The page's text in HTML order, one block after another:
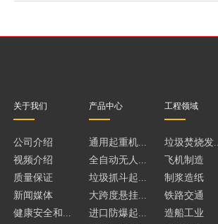
关于我们
公司介绍
视频介绍
质量保证
新闻媒体
健康安全和...
产品中心
通用起重机...
全自动无人...
垃圾抓斗起...
大跨度悬挂...
进口防爆起...
工程领域
垃圾焚烧发...
飞机制造
制浆造纸
铁路交通
造船工业